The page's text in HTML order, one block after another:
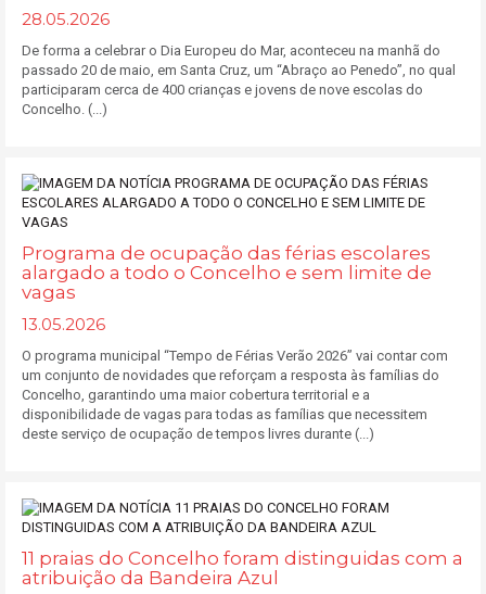
28.05.2026
De forma a celebrar o Dia Europeu do Mar, aconteceu na manhã do
passado 20 de maio, em Santa Cruz, um “Abraço ao Penedo”, no qual
participaram cerca de 400 crianças e jovens de nove escolas do
Concelho. (...)
Programa de ocupação das férias escolares
alargado a todo o Concelho e sem limite de
vagas
13.05.2026
O programa municipal “Tempo de Férias Verão 2026” vai contar com
um conjunto de novidades que reforçam a resposta às famílias do
Concelho, garantindo uma maior cobertura territorial e a
disponibilidade de vagas para todas as famílias que necessitem
deste serviço de ocupação de tempos livres durante (...)
11 praias do Concelho foram distinguidas com a
atribuição da Bandeira Azul